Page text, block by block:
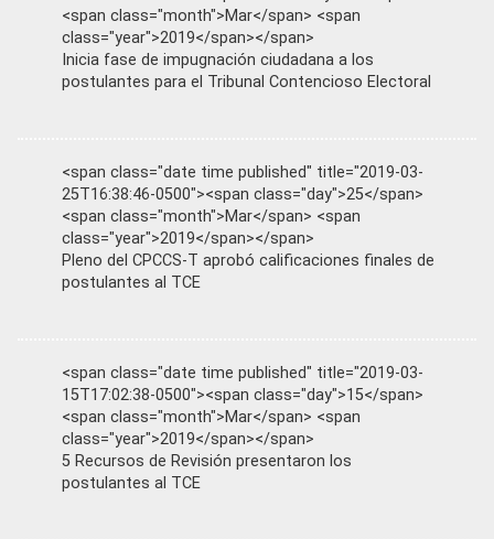
<span class="month">Mar</span> <span
class="year">2019</span></span>
Inicia fase de impugnación ciudadana a los
postulantes para el Tribunal Contencioso Electoral
<span class="date time published" title="2019-03-
25T16:38:46-0500"><span class="day">25</span>
<span class="month">Mar</span> <span
class="year">2019</span></span>
Pleno del CPCCS-T aprobó calificaciones finales de
postulantes al TCE
<span class="date time published" title="2019-03-
15T17:02:38-0500"><span class="day">15</span>
<span class="month">Mar</span> <span
class="year">2019</span></span>
5 Recursos de Revisión presentaron los
postulantes al TCE